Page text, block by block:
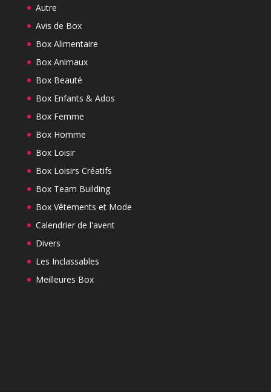
Autre
Avis de Box
Box Alimentaire
Box Animaux
Box Beauté
Box Enfants & Ados
Box Femme
Box Homme
Box Loisir
Box Loisirs Créatifs
Box Team Building
Box Vêtements et Mode
Calendrier de l'avent
Divers
Les Inclassables
Meilleures Box